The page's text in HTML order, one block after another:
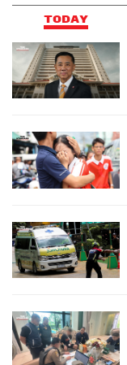
TODAY